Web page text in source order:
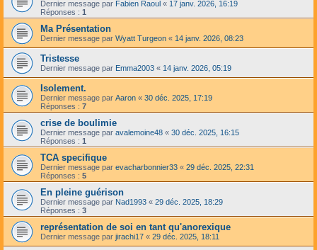
Dernier message par Fabien Raoul « 17 janv. 2026, 16:19
Réponses : 1
Ma Présentation
Dernier message par Wyatt Turgeon « 14 janv. 2026, 08:23
Tristesse
Dernier message par Emma2003 « 14 janv. 2026, 05:19
Isolement.
Dernier message par Aaron « 30 déc. 2025, 17:19
Réponses : 7
crise de boulimie
Dernier message par avalemoine48 « 30 déc. 2025, 16:15
Réponses : 1
TCA specifique
Dernier message par evacharbonnier33 « 29 déc. 2025, 22:31
Réponses : 5
En pleine guérison
Dernier message par Nad1993 « 29 déc. 2025, 18:29
Réponses : 3
représentation de soi en tant qu'anorexique
Dernier message par jirachi17 « 29 déc. 2025, 18:11